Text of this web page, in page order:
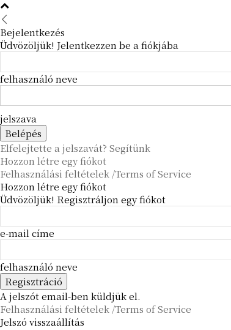
Bejelentkezés
Üdvözöljük! Jelentkezzen be a fiókjába
felhasználó neve
jelszava
Elfelejtette a jelszavát? Segítünk
Hozzon létre egy fiókot
Felhasználási feltételek /Terms of Service
Hozzon létre egy fiókot
Üdvözöljük! Regisztráljon egy fiókot
e-mail címe
felhasználó neve
A jelszót email-ben küldjük el.
Felhasználási feltételek /Terms of Service
Jelszó visszaállítás